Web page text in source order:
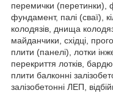
перемички (перетинки),
фундамент, палі (сваї),
колодязів, днища
майданчики, східці,
плити (панелі), лотки
перекриття лотків,
плити балконні
залізобетонні ЛЕП,